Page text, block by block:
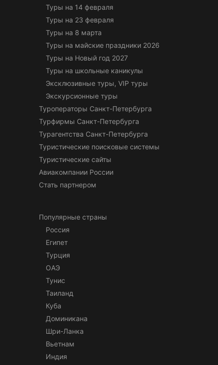
Туры на 14 февраля
Туры на 23 февраля
Туры на 8 марта
Туры на майские праздники 2026
Туры на Новый год 2027
Туры на школьные каникулы
Эксклюзивные туры, VIP туры
Экскурсионные туры
Туроператоры Санкт-Петербурга
Турфирмы Санкт-Петербурга
Турагентства Санкт-Петербурга
Туристические поисковые системы
Туристические сайты
Авиакомпании России
Стать партнером
Популярные страны
Россия
Египет
Турция
ОАЭ
Тунис
Таиланд
Куба
Доминикана
Шри-Ланка
Вьетнам
Индия